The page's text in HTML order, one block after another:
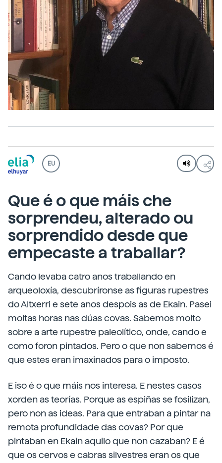
EU
Que é o que máis che
sorprendeu, alterado ou
sorprendido desde que
empecaste a traballar?
Cando levaba catro anos traballando en
arqueoloxía, descubríronse as figuras rupestres
do Altxerri e sete anos despois as de Ekain. Pasei
moitas horas nas dúas covas. Sabemos moito
sobre a arte rupestre paleolítico, onde, cando e
como foron pintados. Pero o que non sabemos é
que estes eran imaxinados para o imposto.
E iso é o que máis nos interesa. E nestes casos
xorden as teorías. Porque as espiñas se fosilizan,
pero non as ideas. Para que entraban a pintar na
remota profundidade das covas? Por que
pintaban en Ekain aquilo que non cazaban? E é
que os cervos e cabras silvestres eran os que